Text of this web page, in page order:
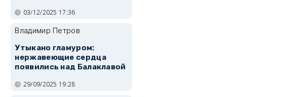
03/12/2025 17:36
Владимир Петров
Утыкано гламуром:
нержавеющие сердца
появились над Балаклавой
29/09/2025 19:28